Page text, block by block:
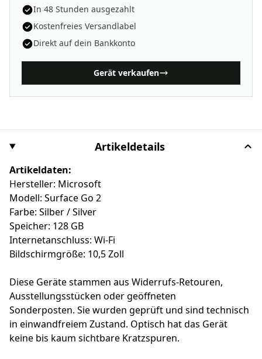
In 48 Stunden ausgezahlt
Kostenfreies Versandlabel
Direkt auf dein Bankkonto
Gerät verkaufen
Artikeldetails
Artikeldaten:
Hersteller: Microsoft
Modell: Surface Go 2
Farbe: Silber / Silver
Speicher: 128 GB
Internetanschluss: Wi-Fi
Bildschirmgröße: 10,5 Zoll
Diese Geräte stammen aus Widerrufs-Retouren,
Ausstellungsstücken oder geöffneten
Sonderposten. Sie wurden geprüft und sind technisch
in einwandfreiem Zustand. Optisch hat das Gerät
keine bis kaum sichtbare Kratzspuren.